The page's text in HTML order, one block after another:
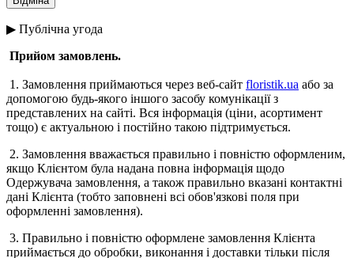
▶ Публічна угода
Прийом замовлень.
1. Замовлення приймаються через веб-сайт floristik.ua або за
допомогою будь-якого іншого засобу комунікації з
представлених на сайті. Вся інформація (ціни, асортимент
тощо) є актуальною і постійно такою підтримується.
2. Замовлення вважається правильно і повністю оформленим,
якщо Клієнтом була надана повна інформація щодо
Одержувача замовлення, а також правильно вказані контактні
дані Клієнта (тобто заповнені всі обов'язкові поля при
оформленні замовлення).
3. Правильно і повністю оформлене замовлення Клієнта
приймається до обробки, виконання і доставки тільки після